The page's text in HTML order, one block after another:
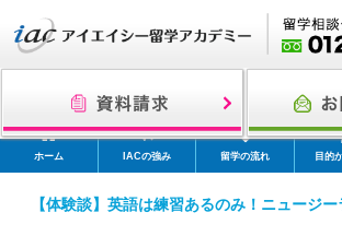
ホーム IACの強み 留学の流れ 目的
【体験談】英語は練習あるのみ！ニュージ